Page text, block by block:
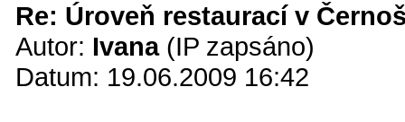
Re: Úroveň restaurací v
Autor: Ivana(IP zapsáno)
Datum: 19.06.2009 16:42